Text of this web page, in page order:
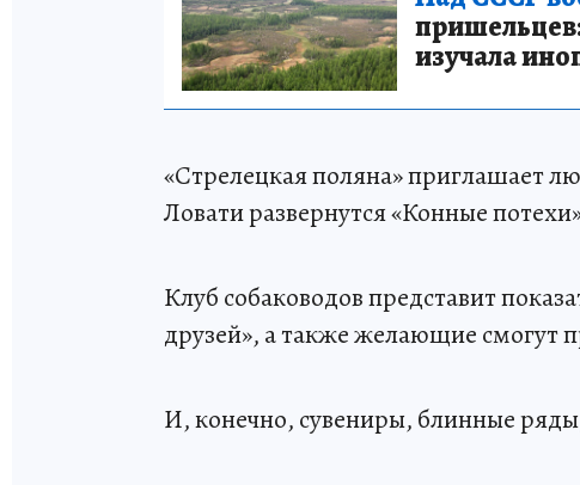
пришельцев:
изучала
«Стрелецкая поляна» приглашает
Ловати развернутся «Конные
Клуб собаководов представит
друзей», а также желающие смогут
И, конечно, сувениры, блинные